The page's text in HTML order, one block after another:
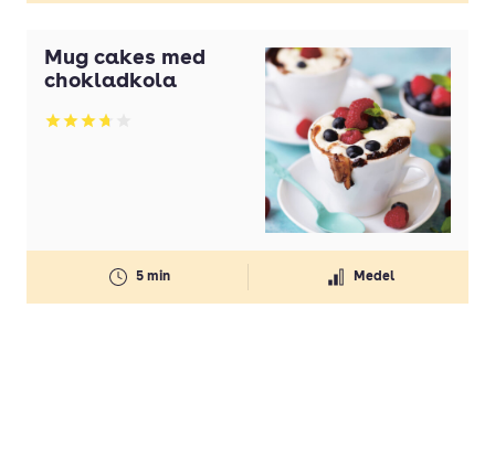
Mug cakes med
chokladkola
Betyg: 3.74 av 5
5 min Medel